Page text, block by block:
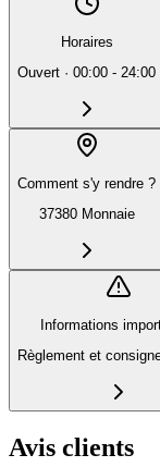
Horaires
Ouvert · 00:00 - 24:00
Comment s'y rendre ?
37380 Monnaie
Informations
Règlement et
Avis clients